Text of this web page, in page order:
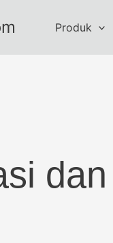
Produk